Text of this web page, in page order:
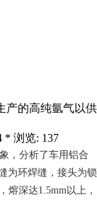
产的高纯氩气以供
* 浏览: 137
，分析了车用铝合
为环焊缝，接头为锁
熔深达1.5mm以上，